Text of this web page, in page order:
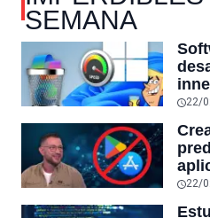
SEMANA
1122/
22/